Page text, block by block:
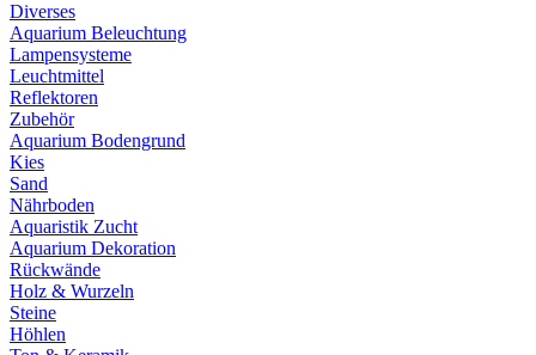
Diverses
Aquarium Beleuchtung
Lampensysteme
Leuchtmittel
Reflektoren
Zubehör
Aquarium Bodengrund
Kies
Sand
Nährboden
Aquaristik Zucht
Aquarium Dekoration
Rückwände
Holz & Wurzeln
Steine
Höhlen